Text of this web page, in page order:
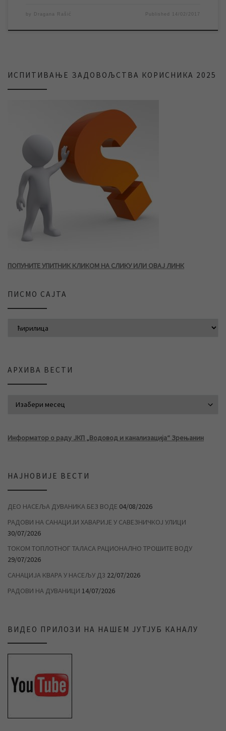
by Dragana Rašić Published 14/02/2017
ИСПИТИВАЊЕ ЗАДОВОЉСТВА КОРИСНИКА 2025
ПОПУНИТЕ УПИТНИК КЛИКОМ НА СЛИКУ ИЛИ ОВАЈ ЛИНК
ПИСМО САЈТА
АРХИВА ВЕСТИ
Информатор о раду ЈКП „Водовод и канализација“ Зрењанин
НАЈНОВИЈЕ ВЕСТИ
ДЕО НАСЕЉА ДУВАНИКА БЕЗ ВОДЕ 04/08/2026
РАДОВИ НА САНАЦИЈИ ХАВАРИЈЕ У САВЕЗНИЧКОЈ УЛИЦИ
30/07/2026
ТОКОМ ТОПЛОТНОГ ТАЛАСА РАЦИОНАЛНО ТРОШИТЕ ВОДУ
29/07/2026
САНАЦИЈА КВАРА У НАСЕЉУ Д3 22/07/2026
РАДОВИ НА ДУВАНИЦИ 14/07/2026
ВИДЕО ПРИЛОЗИ НА НАШЕМ ЈУТЈУБ КАНАЛУ